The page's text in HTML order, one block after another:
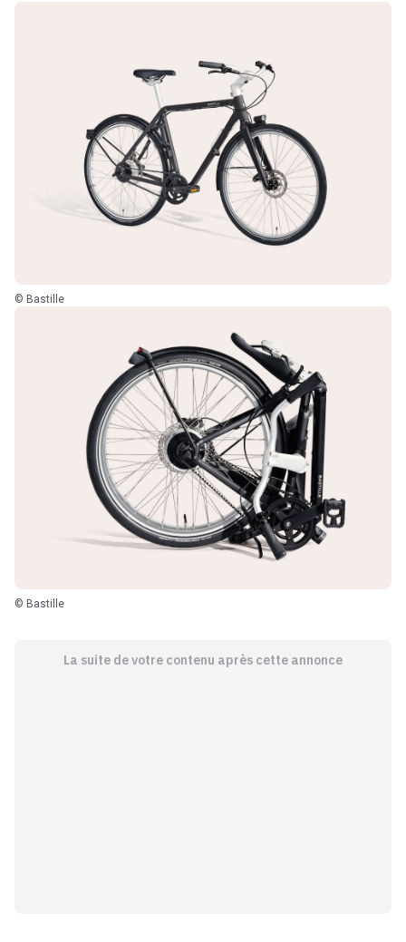
© Bastille
© Bastille
La suite de votre contenu après cette annonce